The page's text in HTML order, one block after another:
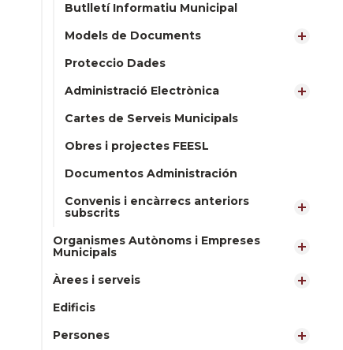
Butlletí Informatiu Municipal
Models de Documents
Proteccio Dades
Administració Electrònica
Cartes de Serveis Municipals
Obres i projectes FEESL
Documentos Administración
Convenis i encàrrecs anteriors
subscrits
Organismes Autònoms i Empreses
Municipals
Àrees i serveis
Edificis
Persones